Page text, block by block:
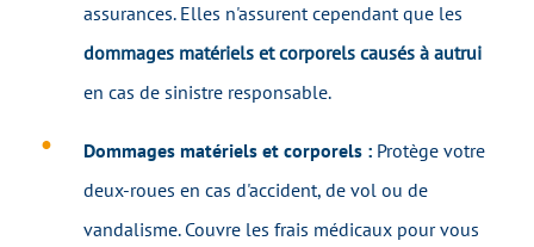
assurances. Elles n'assurent cependant que les
dommages matériels et corporels causés à autrui
en cas de sinistre responsable.
Dommages matériels et corporels : Protège votre
deux-roues en cas d'accident, de vol ou de
vandalisme. Couvre les frais médicaux pour vous